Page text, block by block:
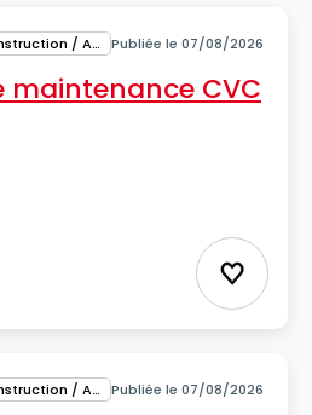
BTP / Matériaux de construction / Architecture Publiée le 07/08/2026
maintenance CVC
Ajouter
BTP / Matériaux de construction / Architecture Publiée le 07/08/2026